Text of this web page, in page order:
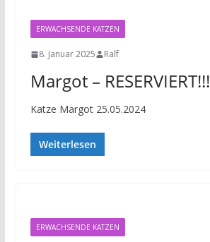
ERWACHSENDE KATZEN
8. Januar 2025 Ralf
Margot – RESERVIERT!!!
Katze Margot 25.05.2024
Weiterlesen
ERWACHSENDE KATZEN